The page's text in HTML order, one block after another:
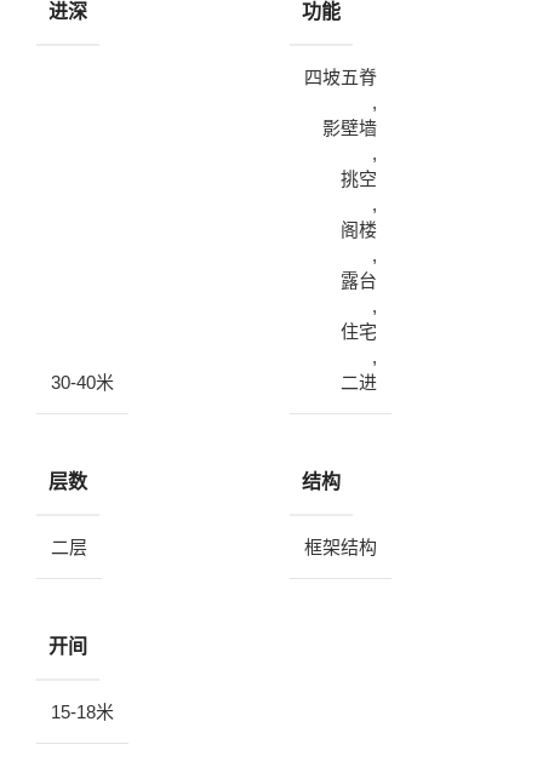
进深
30-40米
功能
四坡五脊
,
影壁墙
,
挑空
,
阁楼
,
露台
,
住宅
,
二进
层数
二层
结构
框架结构
开间
15-18米